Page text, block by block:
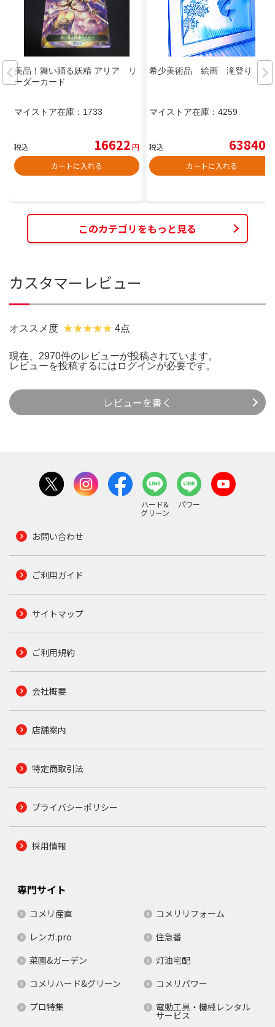
美品！舞い踊る妖精 アリア リ
ーダーカード
マイストア在庫： 1733
税込 16622円
カートに入れる
希少美術品 絵画 滝登り
マイストア在庫： 4259
税込 63840
カートに入れる
このカテゴリをもっと見る
カスタマーレビュー
オススメ度 4点
現在、2970件のレビューが投稿されています。
レビューを投稿するには ログインが必要です。
レビューを書く
ハード&
グリーン
パワー
お問い合わせ
ご利用ガイド
サイトマップ
ご利用規約
会社概要
店舗案内
特定商取引法
プライバシーポリシー
採用情報
専門サイト
コメリ産直
コメリリフォーム
レンガ.pro
住急番
菜園&ガーデン
灯油宅配
コメリハード&グリーン
コメリパワー
プロ特集
電動工具・機械レンタル
サービス